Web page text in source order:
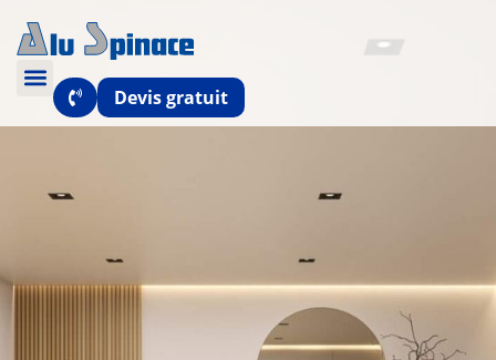
Devis gratuit